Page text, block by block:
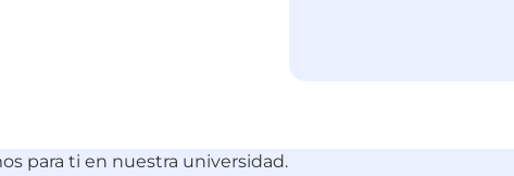
para ti en nuestra universidad.